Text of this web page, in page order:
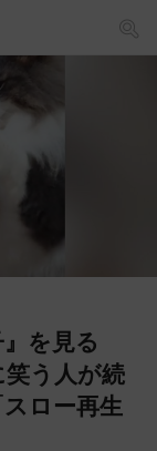
を見る
う人が続
ロー再生